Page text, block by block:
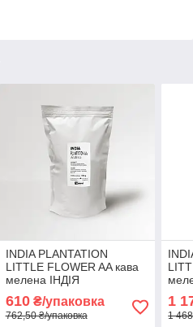
INDIA PLANTATION
LITTLE FLOWER AA кава
мелена ІНДІЯ
ПЛАНТЕЙШН АА арабіка
500 г Свіжообсмажена
кава Моносорт
610₴/упаковка
762,50 ₴/упаковка
кг
1
1